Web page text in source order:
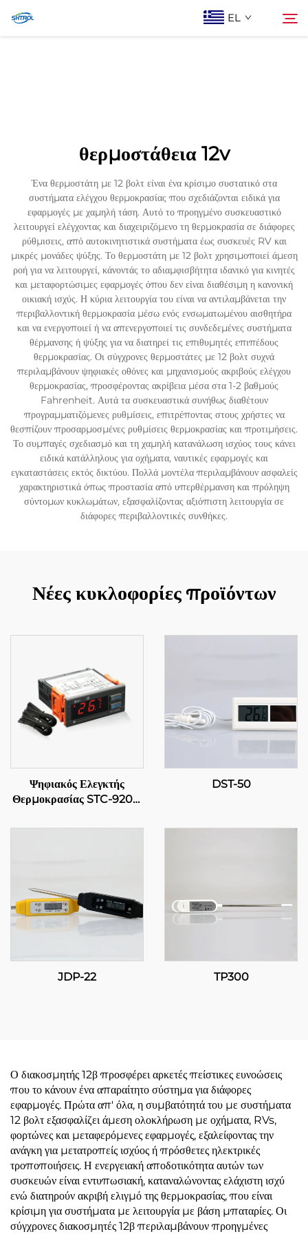
EL
Επικοινωνία Με Ας
θερμοστάθεια 12v
Ένα θερμοστάτη με 12 βολτ είναι ένα κρίσιμο συστατικό στα
συστήματα ελέγχου θερμοκρασίας που σχεδιάζονται ειδικά για
εφαρμογές με χαμηλή τάση. Αυτό το προηγμένο συσκευαστικό
λειτουργεί ελέγχοντας και διαχειριζόμενο τη θερμοκρασία σε διάφορες
ρύθμισεις, από αυτοκινητιστικά συστήματα έως συσκευές RV και
μικρές μονάδες ψύξης. Το θερμοστάτη με 12 βολτ χρησιμοποιεί άμεση
ροή για να λειτουργεί, κάνοντάς το αδιαμφισβήτητα ιδανικό για κινητές
και μεταφορτώσιμες εφαρμογές όπου δεν είναι διαθέσιμη η κανονική
οικιακή ισχύς. Η κύρια λειτουργία του είναι να αντιλαμβάνεται την
περιβαλλοντική θερμοκρασία μέσω ενός ενσωματωμένου αισθητήρα
και να ενεργοποιεί ή να απενεργοποιεί τις συνδεδεμένες συστήματα
θέρμανσης ή ψύξης για να διατηρεί τις επιθυμητές επιπέδους
θερμοκρασίας. Οι σύγχρονες θερμοστάτες με 12 βολτ συχνά
περιλαμβάνουν ψηφιακές οθόνες και μηχανισμούς ακριβούς ελέγχου
θερμοκρασίας, προσφέροντας ακρίβεια μέσα στα 1-2 βαθμούς
Fahrenheit. Αυτά τα συσκευαστικά συνήθως διαθέτουν
προγραμματιζόμενες ρυθμίσεις, επιτρέποντας στους χρήστες να
θεσπίζουν προσαρμοσμένες ρυθμίσεις θερμοκρασίας και προτιμήσεις.
Το συμπαγές σχεδιασμό και τη χαμηλή κατανάλωση ισχύος τους κάνει
ειδικά κατάλληλους για οχήματα, ναυτικές εφαρμογές και
εγκαταστάσεις εκτός δικτύου. Πολλά μοντέλα περιλαμβάνουν ασφαλείς
χαρακτηριστικά όπως προστασία από υπερθέρμανση και πρόληψη
σύντομων κυκλωμάτων, εξασφαλίζοντας αξιόπιστη λειτουργία σε
διάφορες περιβαλλοντικές συνθήκες.
Νέες κυκλοφορίες προϊόντων
Ψηφιακός Ελεγκτής
Θερμοκρασίας STC-9200:
πολυσταδιακός έλεγχος
DST-50
JDP-22 TP300
Ο διακοσμητής 12β προσφέρει αρκετές πείστικες ευνοώσεις
που το κάνουν ένα απαραίτητο σύστημα για διάφορες
εφαρμογές. Πρώτα απ' όλα, η συμβατότητά του με συστήματα
12 βολτ εξασφαλίζει άμεση ολοκλήρωση με οχήματα, RVs,
φορτώνες και μεταφερόμενες εφαρμογές, εξαλείφοντας την
ανάγκη για μετατροπείς ισχύος ή πρόσθετες ηλεκτρικές
τροποποιήσεις. Η ενεργειακή αποδοτικότητα αυτών των
συσκευών είναι εντυπωσιακή, καταναλώνοντας ελάχιστη ισχύ
ενώ διατηρούν ακριβή ελιγμό της θερμοκρασίας, που είναι
κρίσιμη για συστήματα με λειτουργία με βάση μπαταρίες. Οι
σύγχρονες διακοσμητές 12β περιλαμβάνουν προηγμένες